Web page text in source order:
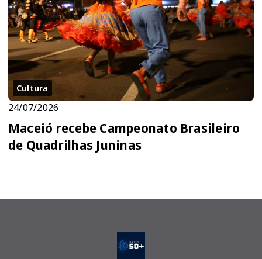
Cultura
24/07/2026
Maceió recebe Campeonato Brasileiro
de Quadrilhas Juninas